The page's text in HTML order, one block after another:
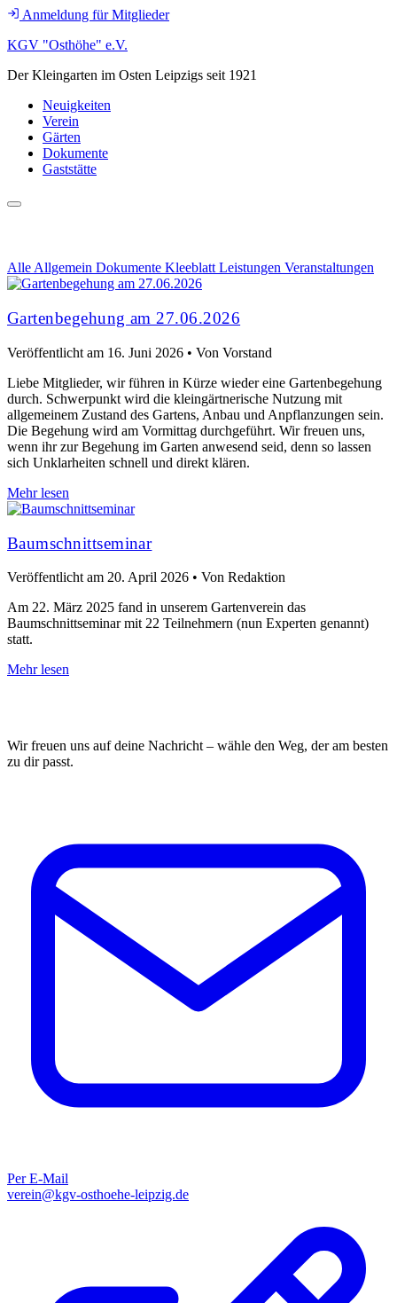
Anmeldung für Mitglieder
KGV "Osthöhe" e.V.
Der Kleingarten im Osten Leipzigs seit 1921
Neuigkeiten
Verein
Gärten
Dokumente
Gaststätte
AlleAllgemein Dokumente KleeblattLeistungen Veranstaltungen
Gartenbegehung am 27.06.2026
Veröffentlicht am 16. Juni 2026 • Von Vorstand
Liebe Mitglieder, wir führen in Kürze wieder eine Gartenbegehung
durch. Schwerpunkt wird die kleingärtnerische Nutzung mit
allgemeinem Zustand des Gartens, Anbau und Anpflanzungen sein.
Die Begehung wird am Vormittag durchgeführt. Wir freuen uns,
wenn ihr zur Begehung im Garten anwesend seid, denn so lassen
sich Unklarheiten schnell und direkt klären.
Mehr lesen
Baumschnittseminar
Veröffentlicht am 20. April 2026 • Von Redaktion
Am 22. März 2025 fand in unserem Gartenverein das
Baumschnittseminar mit 22 Teilnehmern (nun Experten genannt)
statt.
Mehr lesen
Wir freuen uns auf deine Nachricht – wähle den Weg, der am besten
zu dir passt.
Per E-Mail
verein@kgv-osthoehe-leipzig.de